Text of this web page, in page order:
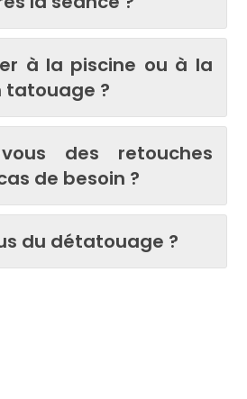
à la piscine ou à la
tatouage ?
vous des retouches
de besoin ?
du détatouage ?